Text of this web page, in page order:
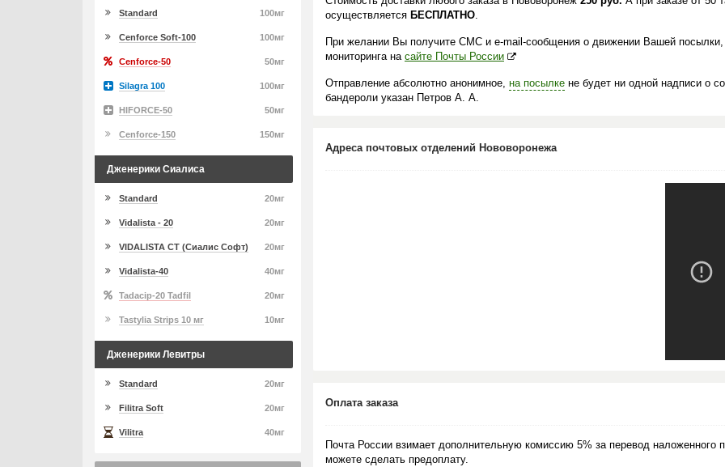
осуществляется БЕСПЛАТНО.
При желании Вы получите СМС и e-mail-сообщения о движении Вашей
мониторинга на сайте Почты России
Отправление абсолютно анонимное, на посылке не будет ни одной надписи о
бандероли указан Петров А. А.
Адреса почтовых отделений Нововоронежа
Оплата заказа
Почта России взимает дополнительную комиссию 5% за перевод
можете сделать предоплату.
100мг
Standard
100мг
Cenforce Soft-100
50мг
Cenforce-50
100мг
Silagra 100
50мг
HIFORCE-50
150мг
Cenforce-150
Дженерики Сиалиса
20мг
Standard
20мг
Vidalista - 20
20мг
VIDALISTA CT (Сиалис Софт)
40мг
Vidalista-40
20мг
Tadacip-20 Tadfil
10мг
Tastylia Strips 10 мг
Дженерики Левитры
20мг
Standard
20мг
Filitra Soft
40мг
Vilitra